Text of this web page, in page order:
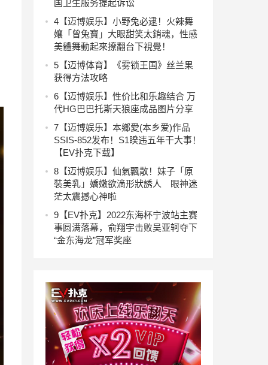
国卫生服务提起诉讼
4 【迈博娱乐】小野兔必逮！火辣舞
孃「曾兔寶」大眼甜笑太銷魂，性感
美體舞動起來撩翻台下視覺！
5 【迈博体育】《雾锁王国》丝兰果
获得方法攻略
6 【迈博娱乐】性价比和乐趣结合 万
代HG巴巴托斯天狼座成品图片分享
7 【迈博娱乐】本鄉愛(本乡爱)作品
SSIS-852发布！S1睽违五年干大事！
【EV扑克下载】
8 【迈博娱乐】仙氣飄散！妹子「原
裝美乳」嬌嫩欲滴形狀誘人 眼神迷
茫太震撼心神啦
9 【EV扑克】2022东海杯宁波站主赛
事圆满落幕，俞翔宇击败吴亚轲夺下
“金东海龙”冠军奖座